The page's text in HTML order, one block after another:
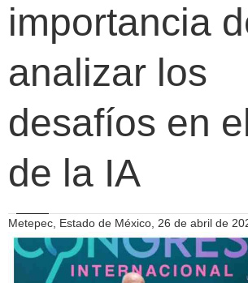
importancia
analizar los
desafíos en
de la IA
Metepec, Estado de México, 26 de abril de